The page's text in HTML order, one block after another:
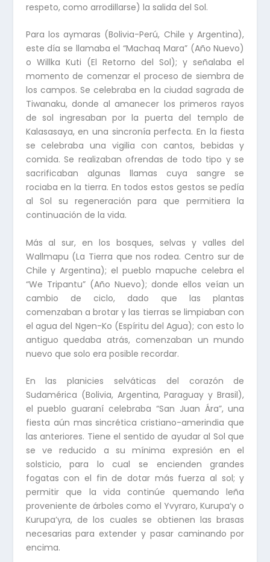
respeto, como arrodillarse) la salida del Sol.
Para los aymaras (Bolivia-Perú, Chile y Argentina),
este día se llamaba el “Machaq Mara” (Año Nuevo)
o Willka Kuti (El Retorno del Sol); y señalaba el
momento de comenzar el proceso de siembra de
los campos. Se celebraba en la ciudad sagrada de
Tiwanaku, donde al amanecer los primeros rayos
de sol ingresaban por la puerta del templo de
Kalasasaya, en una sincronía perfecta. En la fiesta
se celebraba una vigilia con cantos, bebidas y
comida. Se realizaban ofrendas de todo tipo y se
sacrificaban algunas llamas cuya sangre se
rociaba en la tierra. En todos estos gestos se pedía
al Sol su regeneración para que permitiera la
continuación de la vida.
Más al sur, en los bosques, selvas y valles del
Wallmapu (La Tierra que nos rodea. Centro sur de
Chile y Argentina); el pueblo mapuche celebra el
“We Tripantu” (Año Nuevo); donde ellos veían un
cambio de ciclo, dado que las plantas
comenzaban a brotar y las tierras se limpiaban con
el agua del Ngen-Ko (Espíritu del Agua); con esto lo
antiguo quedaba atrás, comenzaban un mundo
nuevo que solo era posible recordar.
En las planicies selváticas del corazón de
Sudamérica (Bolivia, Argentina, Paraguay y Brasil),
el pueblo guaraní celebraba “San Juan Ára”, una
fiesta aún mas sincrética cristiano-amerindia que
las anteriores. Tiene el sentido de ayudar al Sol que
se ve reducido a su mínima expresión en el
solsticio, para lo cual se encienden grandes
fogatas con el fin de dotar más fuerza al sol; y
permitir que la vida continúe quemando leña
proveniente de árboles como el Yvyraro, Kurupa’y o
Kurupa’yra, de los cuales se obtienen las brasas
necesarias para extender y pasar caminando por
encima.